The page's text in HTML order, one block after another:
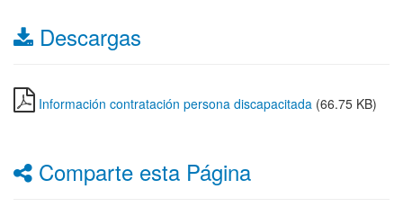
Descargas
Información contratación persona discapacitada (66.75 KB)
Comparte esta Página